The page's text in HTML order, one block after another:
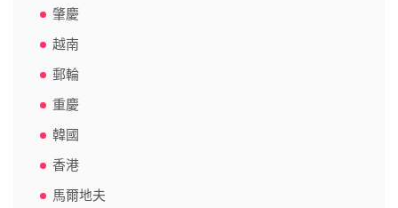
肇慶
越南
郵輪
重慶
韓國
香港
馬爾地夫